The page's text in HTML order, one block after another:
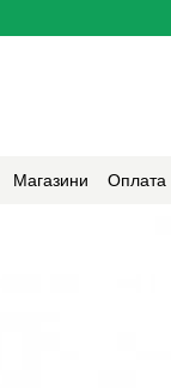
Магазини Оплата